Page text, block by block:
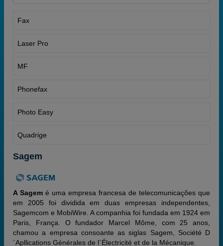
Fax
Laser Pro
MF
Phonefax
Photo Easy
Quadrige
Sagem
A Sagem é uma empresa francesa de telecomunicações que
em 2005 foi dividida em duas empresas independentes,
Sagemcom e MobiWire. A companhia foi fundada em 1924 em
Paris, França. O fundador Marcel Môme, com 25 anos,
chamou a empresa consoante as siglas Sagem, Société D
´Apllications Générales de l´Électricité et de la Mécanique.